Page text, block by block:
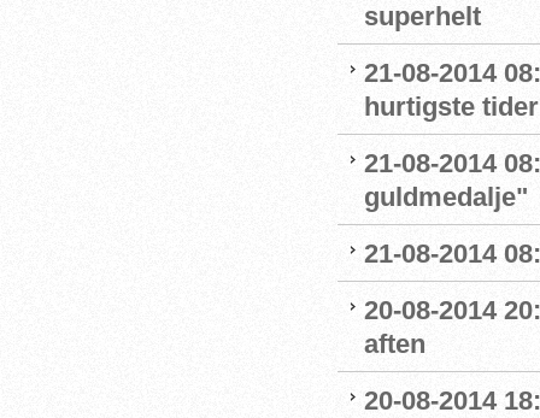
superhelt
21-08-2014
hurtigste tider
21-08-2014
guldmedalje"
21-08-2014
20-08-2014
aften
20-08-2014